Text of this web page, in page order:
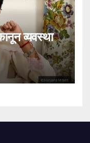
व्यवस्था